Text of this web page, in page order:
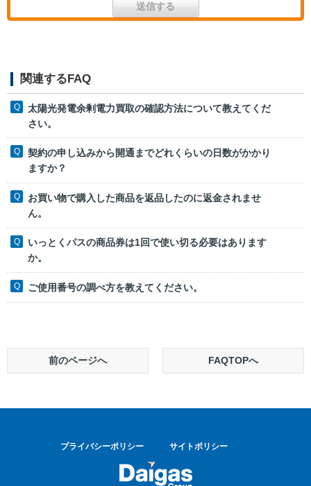
関連するFAQ
太陽光発電余剰電力買取の確認方法について教えてくだ
さい。
契約の申し込みから開通までどれくらいの日数がかかり
ますか？
お買い物で購入した商品を返品したのに返金されませ
ん。
いっとくパスの商品券は1回で使い切る必要はあります
か。
ご使用番号の調べ方を教えてください。
前のページへ FAQTOPへ
プライバシーポリシー サイトポリシー